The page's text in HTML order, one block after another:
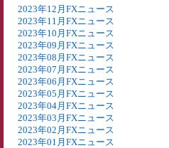
2023年12月FXニュース
2023年11月FXニュース
2023年10月FXニュース
2023年09月FXニュース
2023年08月FXニュース
2023年07月FXニュース
2023年06月FXニュース
2023年05月FXニュース
2023年04月FXニュース
2023年03月FXニュース
2023年02月FXニュース
2023年01月FXニュース